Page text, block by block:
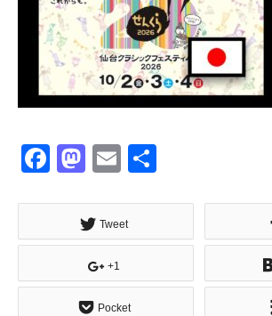
Facebook
Mastodon
Email
Tweet
+1
Pocket